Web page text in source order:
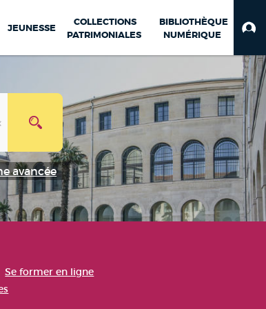
JEUNESSE
COLLECTIONS
PATRIMONIALES
BIBLIOTHÈQUE
NUMÉRIQUE
avancée
Se former en ligne